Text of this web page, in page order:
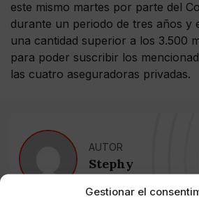
Gestionar el
este mismo martes por parte del
durante un periodo de tres años y
una cantidad superior a los 3.500
para poder suscribir los
las cuatro aseguradoras privadas.
AUTOR
Stephy